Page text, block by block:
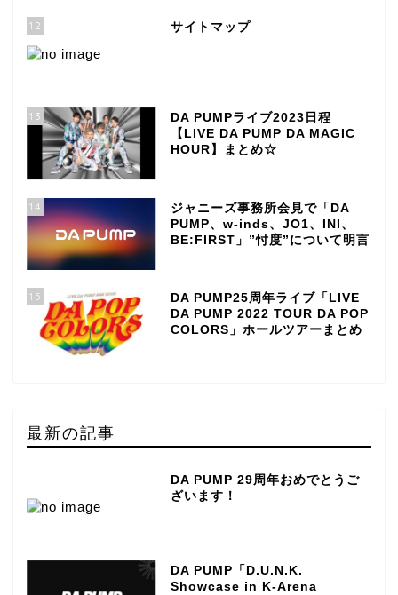
12 サイトマップ
13
DA PUMPライブ2023日程
【LIVE DA PUMP DA MAGIC
HOUR】まとめ☆
14
ジャニーズ事務所会見で「DA
PUMP、w-inds、JO1、INI、
BE:FIRST」”忖度”について明言
15
DA PUMP25周年ライブ「LIVE
DA PUMP 2022 TOUR DA POP
COLORS」ホールツアーまとめ
最新の記事
DA PUMP 29周年おめでとうご
ざいます！
DA PUMP「D.U.N.K.
Showcase in K-Arena